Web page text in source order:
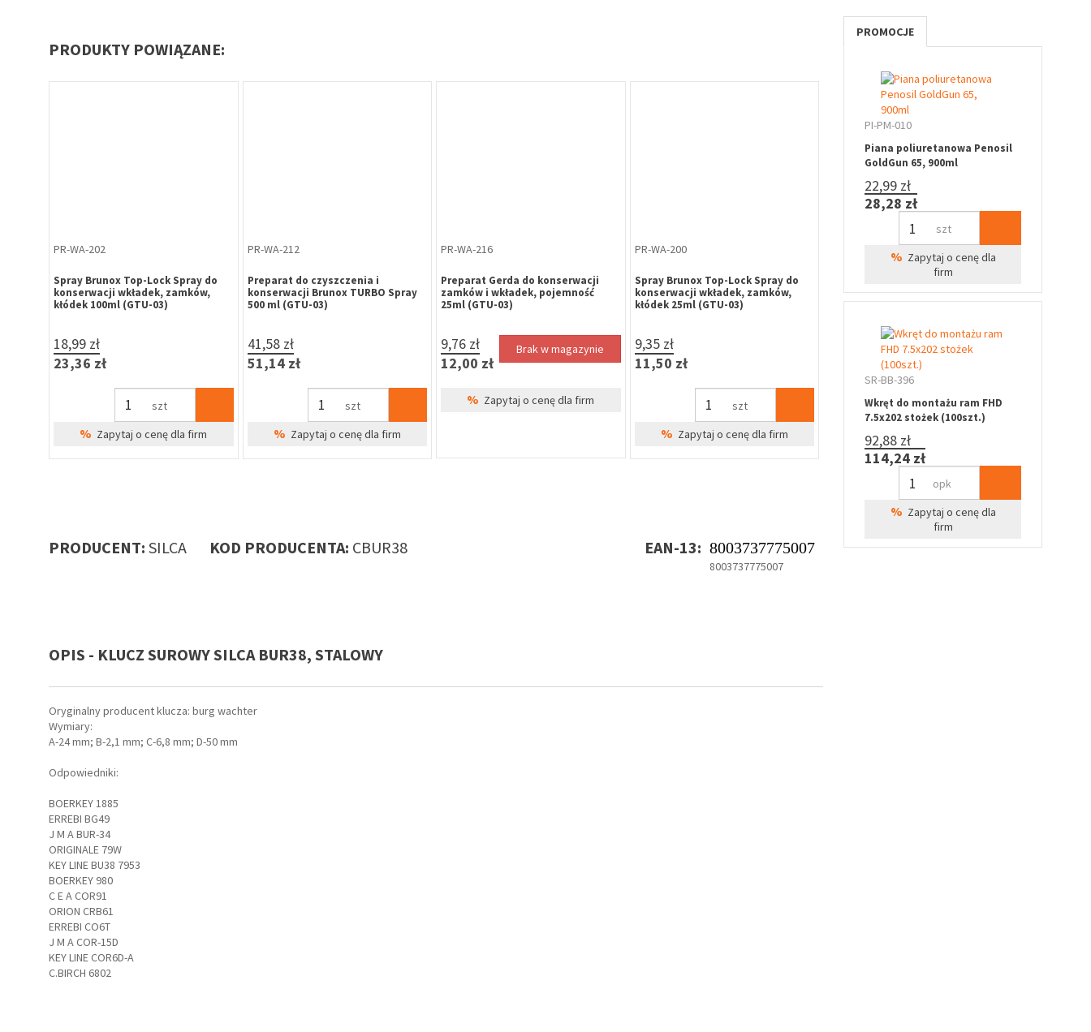
PRODUKTY POWIĄZANE:
PR-WA-202
Spray Brunox Top-Lock Spray do
konserwacji wkładek, zamków,
kłódek 100ml (GTU-03)
18,99 zł
23,36 zł
szt
% Zapytaj o cenę dla firm
PR-WA-212
Preparat do czyszczenia i
konserwacji Brunox TURBO Spray
500 ml (GTU-03)
41,58 zł
51,14 zł
szt
% Zapytaj o cenę dla firm
PR-WA-216
Preparat Gerda do konserwacji
zamków i wkładek, pojemność
25ml (GTU-03)
9,76 zł
12,00 zł
Brak w magazynie
% Zapytaj o cenę dla firm
PR-WA-200
Spray Brunox Top-Lock Spray do
konserwacji wkładek, zamków,
kłódek 25ml (GTU-03)
9,35 zł
11,50 zł
szt
% Zapytaj o cenę dla firm
PRODUCENT: SILCA KOD PRODUCENTA: CBUR38 EAN-13: 8003737775007
8003737775007
OPIS - KLUCZ SUROWY SILCA BUR38, STALOWY
Oryginalny producent klucza: burg wachter
Wymiary:
A-24 mm; B-2,1 mm; C-6,8 mm; D-50 mm
Odpowiedniki:
BOERKEY 1885
ERREBI BG49
J M A BUR-34
ORIGINALE 79W
KEY LINE BU38 7953
BOERKEY 980
C E A COR91
ORION CRB61
ERREBI CO6T
J M A COR-15D
KEY LINE COR6D-A
C.BIRCH 6802
PROMOCJE
PI-PM-010
Piana poliuretanowa Penosil
GoldGun 65, 900ml
22,99 zł
28,28 zł
szt
% Zapytaj o cenę dla
firm
SR-BB-396
Wkręt do montażu ram FHD
7.5x202 stożek (100szt.)
92,88 zł
114,24 zł
opk
% Zapytaj o cenę dla
firm